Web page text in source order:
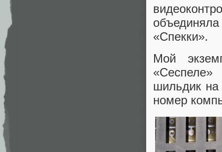
объединяла
«Спекки».
Мой
шильдик на
номер